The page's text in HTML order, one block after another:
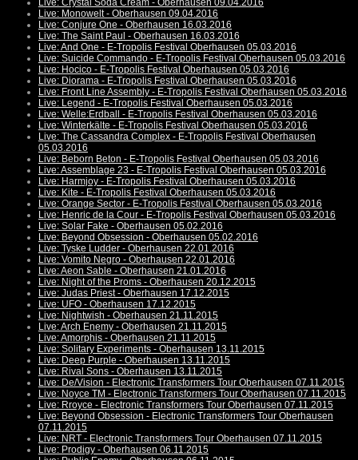
Live: Crystal Soda Cream - Oberhausen 09.04.2016
Live: Monowelt - Oberhausen 09.04.2016
Live: Conjure One - Oberhausen 16.03.2016
Live: The Saint Paul - Oberhausen 16.03.2016
Live: And One - E-Tropolis Festival Oberhausen 05.03.2016
Live: Suicide Commando - E-Tropolis Festival Oberhausen 05.03.2016
Live: Hocico - E-Tropolis Festival Oberhausen 05.03.2016
Live: Diorama - E-Tropolis Festival Oberhausen 05.03.2016
Live: Front Line Assembly - E-Tropolis Festival Oberhausen 05.03.2016
Live: Legend - E-Tropolis Festival Oberhausen 05.03.2016
Live: Welle:Erdball - E-Tropolis Festival Oberhausen 05.03.2016
Live: Winterkälte - E-Tropolis Festival Oberhausen 05.03.2016
Live: The Cassandra Complex - E-Tropolis Festival Oberhausen
05.03.2016
Live: Beborn Beton - E-Tropolis Festival Oberhausen 05.03.2016
Live: Assemblage 23 - E-Tropolis Festival Oberhausen 05.03.2016
Live: Harmjoy - E-Tropolis Festival Oberhausen 05.03.2016
Live: Kite - E-Tropolis Festival Oberhausen 05.03.2016
Live: Orange Sector - E-Tropolis Festival Oberhausen 05.03.2016
Live: Henric de la Cour - E-Tropolis Festival Oberhausen 05.03.2016
Live: Solar Fake - Oberhausen 05.02.2016
Live: Beyond Obsession - Oberhausen 05.02.2016
Live: Tyske Ludder - Oberhausen 22.01.2016
Live: Vomito Negro - Oberhausen 22.01.2016
Live: Aeon Sable - Oberhausen 21.01.2016
Live: Night of the Proms - Oberhausen 20.12.2015
Live: Judas Priest - Oberhausen 17.12.2015
Live: UFO - Oberhausen 17.12.2015
Live: Nightwish - Oberhausen 21.11.2015
Live: Arch Enemy - Oberhausen 21.11.2015
Live: Amorphis - Oberhausen 21.11.2015
Live: Solitary Experiments - Oberhausen 13.11.2015
Live: Deep Purple - Oberhausen 13.11.2015
Live: Rival Sons - Oberhausen 13.11.2015
Live: De/Vision - Electronic Transformers Tour Oberhausen 07.11.2015
Live: Noyce TM - Electronic Transformers Tour Oberhausen 07.11.2015
Live: Rroyce - Electronic Transformers Tour Oberhausen 07.11.2015
Live: Beyond Obsession - Electronic Transformers Tour Oberhausen
07.11.2015
Live: NRT - Electronic Transformers Tour Oberhausen 07.11.2015
Live: Prodigy - Oberhausen 06.11.2015